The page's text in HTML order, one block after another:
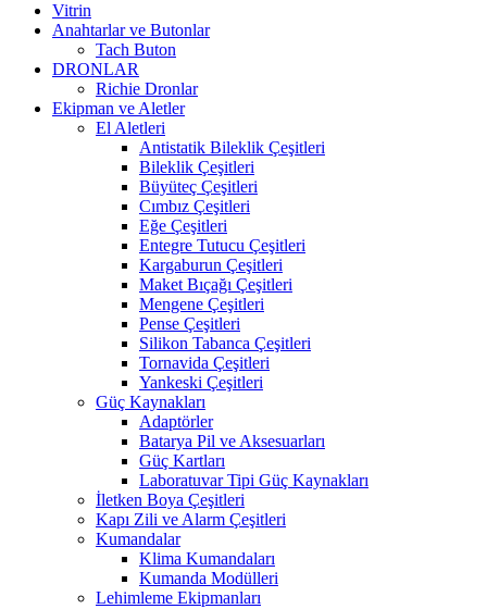
Vitrin
Anahtarlar ve Butonlar
Tach Buton
DRONLAR
Richie Dronlar
Ekipman ve Aletler
El Aletleri
Antistatik Bileklik Çeşitleri
Bileklik Çeşitleri
Büyüteç Çeşitleri
Cımbız Çeşitleri
Eğe Çeşitleri
Entegre Tutucu Çeşitleri
Kargaburun Çeşitleri
Maket Bıçağı Çeşitleri
Mengene Çeşitleri
Pense Çeşitleri
Silikon Tabanca Çeşitleri
Tornavida Çeşitleri
Yankeski Çeşitleri
Güç Kaynakları
Adaptörler
Batarya Pil ve Aksesuarları
Güç Kartları
Laboratuvar Tipi Güç Kaynakları
İletken Boya Çeşitleri
Kapı Zili ve Alarm Çeşitleri
Kumandalar
Klima Kumandaları
Kumanda Modülleri
Lehimleme Ekipmanları